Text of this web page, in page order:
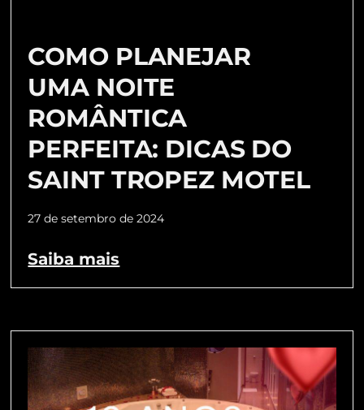
COMO PLANEJAR
UMA NOITE
ROMÂNTICA
PERFEITA: DICAS DO
SAINT TROPEZ MOTEL
27 de setembro de 2024
Saiba mais